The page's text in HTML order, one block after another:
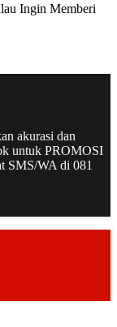
Ingin Memberi
akurasi dan
untuk PROMOSI
SMS/WA di 081